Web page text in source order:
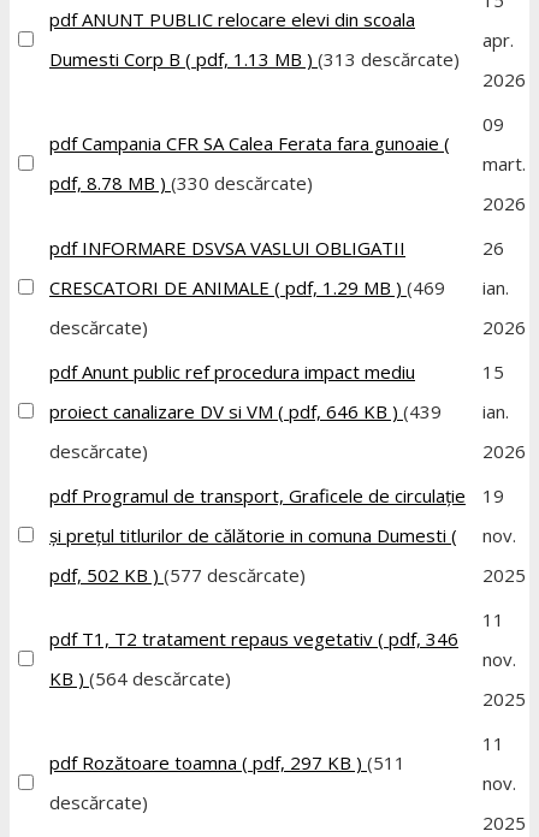
pdf ANUNT PUBLIC relocare elevi din scoala
Dumesti Corp B ( pdf, 1.13 MB ) (313 descărcate)
apr.
2026
pdf Campania CFR SA Calea Ferata fara gunoaie (
pdf, 8.78 MB ) (330 descărcate)
09
mart.
2026
pdf INFORMARE DSVSA VASLUI OBLIGATII
CRESCATORI DE ANIMALE ( pdf, 1.29 MB ) (469
descărcate)
26
ian.
2026
pdf Anunt public ref procedura impact mediu
proiect canalizare DV si VM ( pdf, 646 KB ) (439
descărcate)
15
ian.
2026
pdf Programul de transport, Graficele de circulație
și prețul titlurilor de călătorie in comuna Dumesti (
pdf, 502 KB ) (577 descărcate)
19
nov.
2025
pdf T1, T2 tratament repaus vegetativ ( pdf, 346
KB ) (564 descărcate)
11
nov.
2025
pdf Rozătoare toamna ( pdf, 297 KB ) (511
descărcate)
11
nov.
2025